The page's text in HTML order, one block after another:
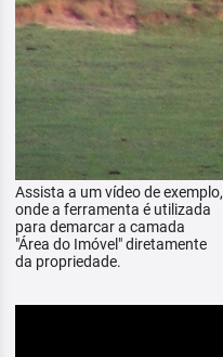
Assista a um vídeo de exemplo,
onde a ferramenta é utilizada
para demarcar a camada
"Área do Imóvel" diretamente
da propriedade.